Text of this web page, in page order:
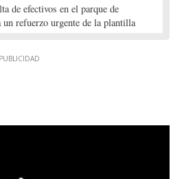
de efectivos en el parque de
refuerzo urgente de la plantilla